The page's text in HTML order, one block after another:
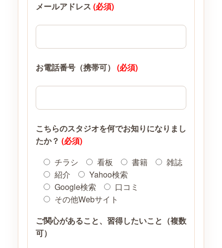
メールアドレス (必須)
お電話番号（携帯可） (必須)
こちらのスタジオを何でお知りになりまし
たか？ (必須)
チラシ
看板 書籍
雑誌
紹介
Yahoo検索
Google検索
口コミ
その他Webサイト
ご関心があること、習得したいこと（複数
可）